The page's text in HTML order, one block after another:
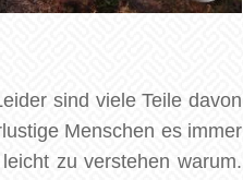
sind viele Teile davon
Menschen es immer
zu verstehen warum.